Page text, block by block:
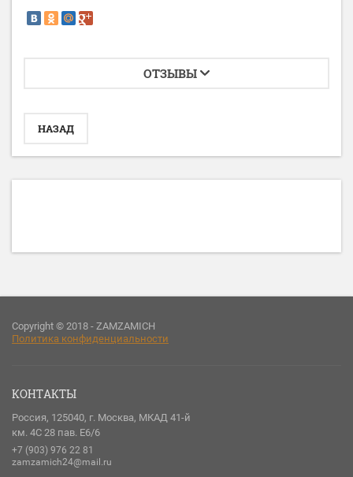
ОТЗЫВЫ
НАЗАД
Copyright © 2018 - ZAMZAMICH
Политика конфиденциальности
КОНТАКТЫ
Россия, 125040, г. Москва, МКАД 41-й
км. 4С 28 пав. Е6/6
+7 (903) 976 22 81
zamzamich24@mail.ru